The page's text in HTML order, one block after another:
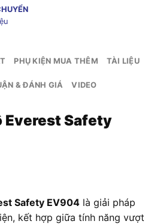
PHỤ KIỆN MUA THÊM TÀI LIỆU
& ĐÁNH GIÁ VIDEO
Everest Safety
Safety EV904 là giải pháp
kết hợp giữa tính năng vượt